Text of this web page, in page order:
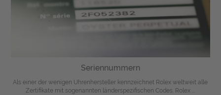
Seriennummern
Als einer der wenigen Uhrenhersteller kennzeichnet Rolex weltweit alle
Zertifikate mit sogenannten länderspezifischen Codes. Rolex ...